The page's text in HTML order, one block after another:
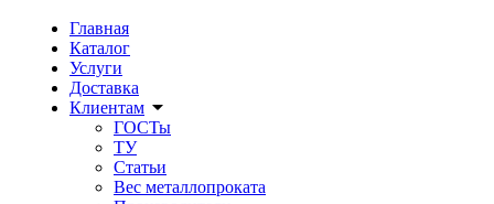
Главная
Каталог
Услуги
Доставка
Клиентам
ГОСТы
ТУ
Статьи
Вес металлопроката